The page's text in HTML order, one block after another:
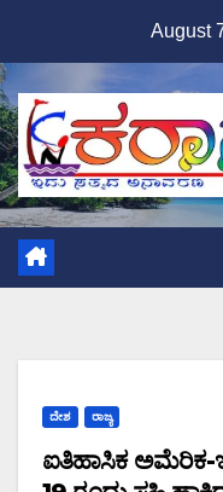
content
August
ದೇಶ ರಾಜ್ಯ
ಐತಿಹಾಸಿಕ ಅಮೆರಿಕ-